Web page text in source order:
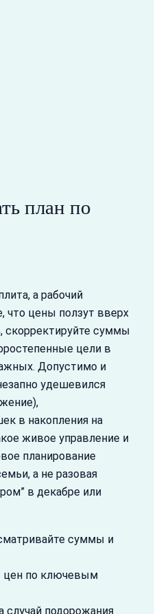
план по
а рабочий
что цены ползут вверх
скорректируйте суммы
цели в
Допустимо и
удешевился
в накопления на
живое управление и
планирование
а не разовая
в декабре или
суммы и
цен по ключевым
случай подорожания